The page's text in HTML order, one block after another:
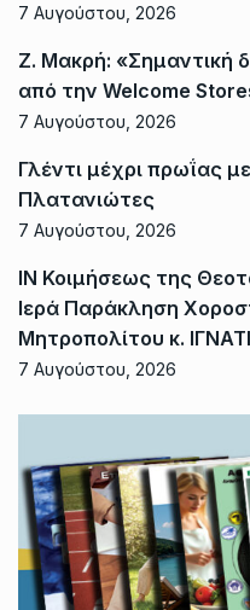
7 Αυγούστου, 2026
Ζ. Μακρή: «Σημαντική
από την Welcome
7 Αυγούστου, 2026
Γλέντι μέχρι πρωΐας
Πλατανιώτες
7 Αυγούστου, 2026
ΙΝ Κοιμήσεως της
Ιερά Παράκληση
Μητροπολίτου κ.
7 Αυγούστου, 2026